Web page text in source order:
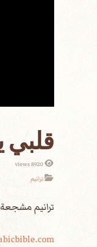
8920 views
ترانيم